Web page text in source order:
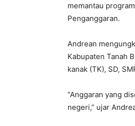
memantau
Penganggaran.
Andrean
Kabupaten Tanah
kanak (TK), SD,
“Anggaran yang
negeri,” ujar